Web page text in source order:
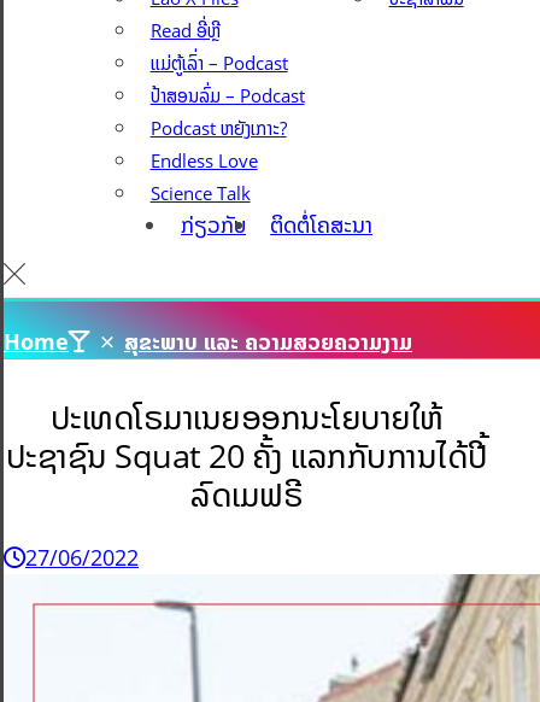
Read ອີ່ຫຼີ
ແມ່ຕູ້ເລົ່າ – Podcast
ປ້າສອນລົ່ມ – Podcast
Podcast ຫຍັງເກາະ?
Endless Love
Science Talk
ກ່ຽວກັບ ຕິດຕໍ່ໂຄສະນາ
Home ສຸຂະພາບ ແລະ ຄວາມສວຍຄວາມງາມ
ປະເທດໂຣມາເນຍອອກນະໂຍບາຍໃຫ້
ປະຊາຊົນ Squat 20 ຄັ້ງ ແລກກັບການໄດ້ປີ້
ລົດເມຟຣີ
27/06/2022